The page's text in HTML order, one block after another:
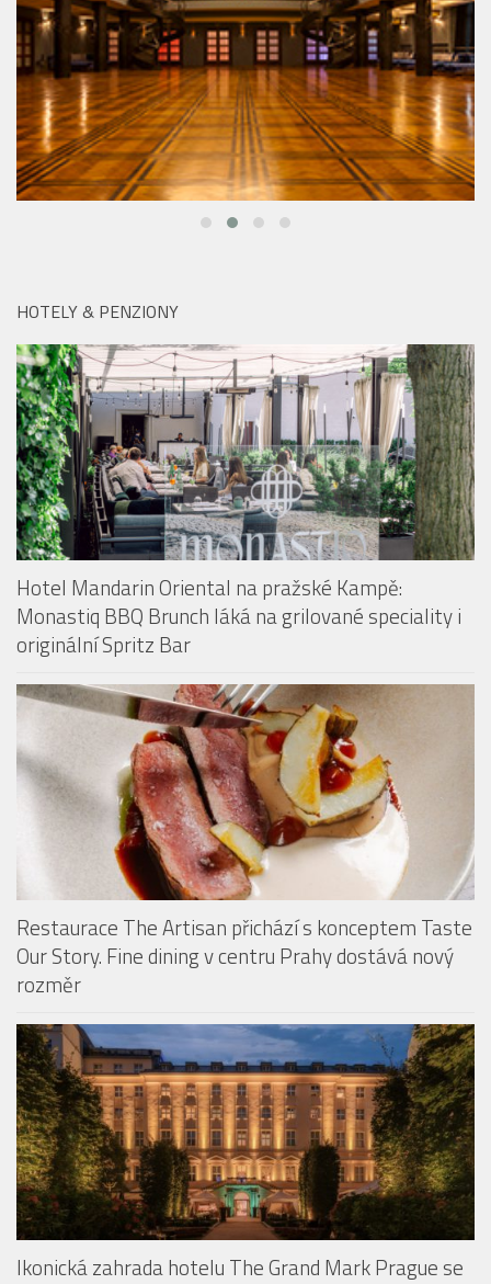
HOTELY & PENZIONY
Hotel Mandarin Oriental na pražské Kampě:
Monastiq BBQ Brunch láká na grilované speciality i
originální Spritz Bar
Restaurace The Artisan přichází s konceptem Taste
Our Story. Fine dining v centru Prahy dostává nový
rozměr
Ikonická zahrada hotelu The Grand Mark Prague se
znovu otevře veřejnosti. Slavnostní zahájení
proběhne 14. května
PODCAST: CHUŤ LÉTA V RESTAURACI THE ARTISAN
Audio